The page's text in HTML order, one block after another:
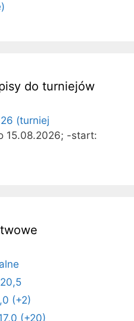
do turniejów
(turniej
15.08.2026; -start:
(+2)
(+20)